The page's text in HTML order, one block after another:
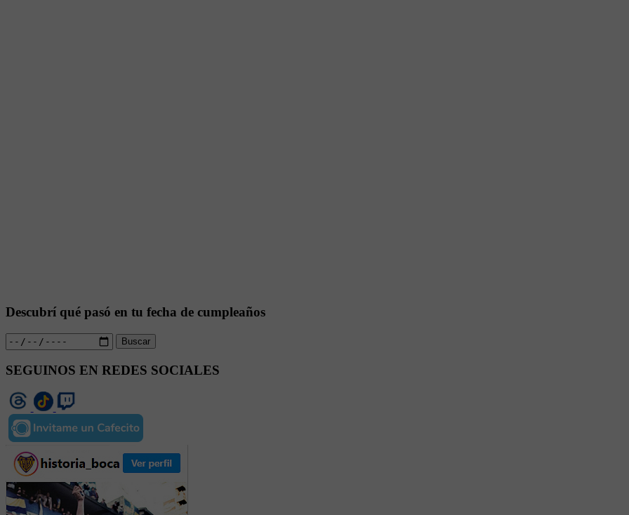
Descubrí qué pasó en tu fecha de cumpleaños
Buscar
SEGUINOS EN REDES SOCIALES